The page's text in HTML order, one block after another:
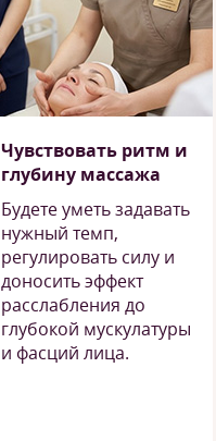
Чувствовать ритм и
глубину массажа
Будете уметь задавать
нужный темп,
регулировать силу и
доносить эффект
расслабления до
глубокой мускулатуры
и фасций лица.